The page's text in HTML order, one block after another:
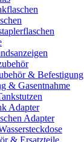
& Befestigung
& Gasentnahme
Adapter
Adapter
& Ersatzteile